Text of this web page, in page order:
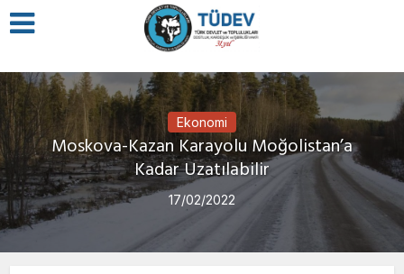
Ekonomi
Moskova-Kazan Karayolu Moğolistan’a
Kadar Uzatılabilir
17/02/2022